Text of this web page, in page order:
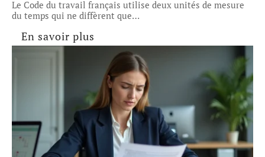
Le Code du travail français utilise deux unités de mesure
du temps qui ne diffèrent que…
En savoir plus